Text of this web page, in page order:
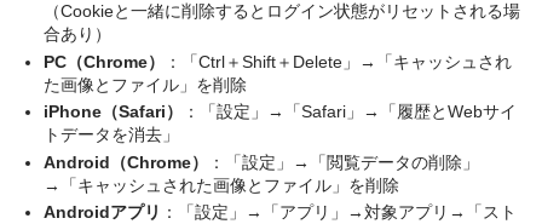
（Cookieと一緒に削除するとログイン状態がリセットされる場
合あり）
PC（Chrome）
：「Ctrl＋Shift＋Delete」→「キャッシュされ
た画像とファイル」を削除
iPhone（Safari）
：「設定」→「Safari」→「履歴とWebサイ
トデータを消去」
Android（Chrome）
：「設定」→「閲覧データの削除」
→「キャッシュされた画像とファイル」を削除
Androidアプリ ：「設定」→「アプリ」→対象アプリ→「スト